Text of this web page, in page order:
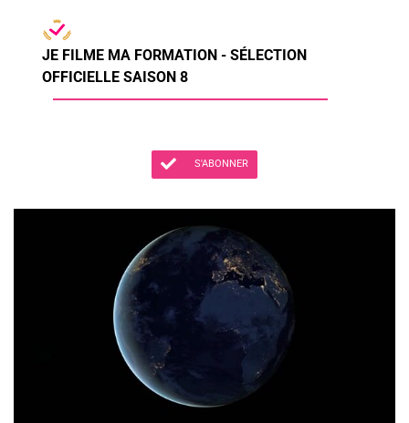
JE FILME MA FORMATION - SÉLECTION
OFFICIELLE SAISON 8
S'ABONNER